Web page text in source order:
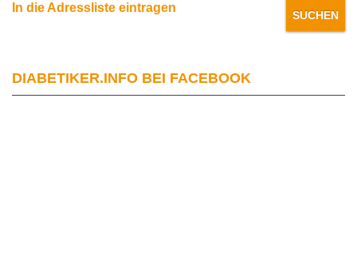
In die Adressliste eintragen
DIABETIKER.INFO BEI FACEBOOK